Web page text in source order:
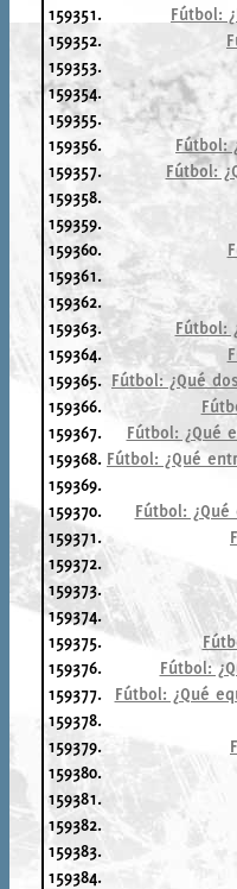
159351.
Fútbol:
159352.
159353.
159354.
159355.
159356.
Fútbol:
159357.
Fútbol:
159358.
159359.
159360.
159361.
159362.
159363.
Fútbol:
159364.
159365. Fútbol: ¿Qué
159366.
159367.
Fútbol: ¿Qué
159368. Fútbol: ¿Qué
159369.
159370.
Fútbol:
159371.
159372.
159373.
159374.
159375.
159376.
Fútbol:
159377.
Fútbol: ¿Qué
159378.
159379.
159380.
159381.
159382.
159383.
159384.